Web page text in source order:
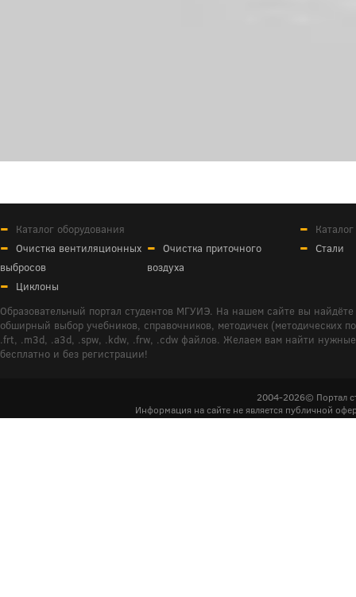
Каталог оборудования
Очистка вентиляционных
выбросов
Очистка приточного
воздуха
Циклоны
Стали
Образовательный портал студентов МГУИЭ. На нашем сайте вы
обширный выбор учебников, справочников, методичек (методических
.frt, .m3d, .a3d, .spw, .kdw, .frw, .cdw файлов. Желаем вам найти
бесплатно и без регистрации!
2004-2026© Портал
Информация на сайте не является публичной